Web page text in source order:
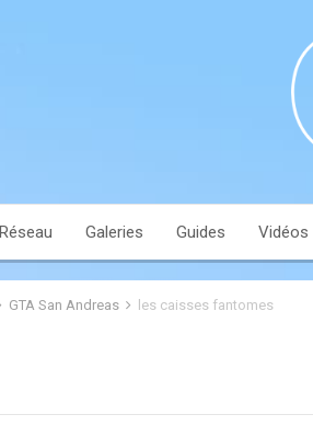
Réseau Galeries Guides Vidéos
GTA San Andreas les caisses fantomes